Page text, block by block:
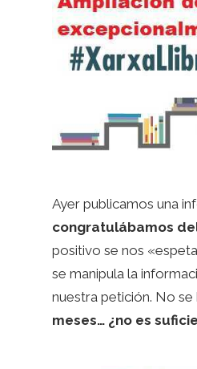
Ayer publicamos una
congratulábamos
positivo se nos
se manipula la
nuestra petición. No
meses… ¿no es